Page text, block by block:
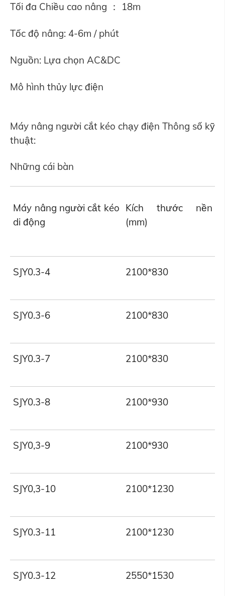
Tối đa Chiều cao nâng ： 18m
Tốc độ nâng: 4-6m / phút
Nguồn: Lựa chọn AC&DC
Mô hình thủy lực điện
Máy nâng người cắt kéo chạy điện Thông số kỹ
thuật:
Những cái bàn
Máy nâng người cắt kéo
di động
Kích thước nền
(mm)
SJY0.3-4 2100*830
SJY0.3-6 2100*830
SJY0.3-7 2100*830
SJY0.3-8 2100*930
SJY0,3-9 2100*930
SJY0,3-10 2100*1230
SJY0.3-11 2100*1230
SJY0.3-12 2550*1530